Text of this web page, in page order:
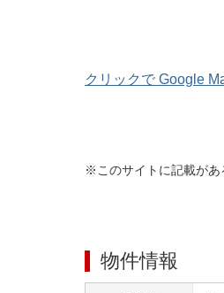
クリックで Google
※このサイトに記載があ
物件情報